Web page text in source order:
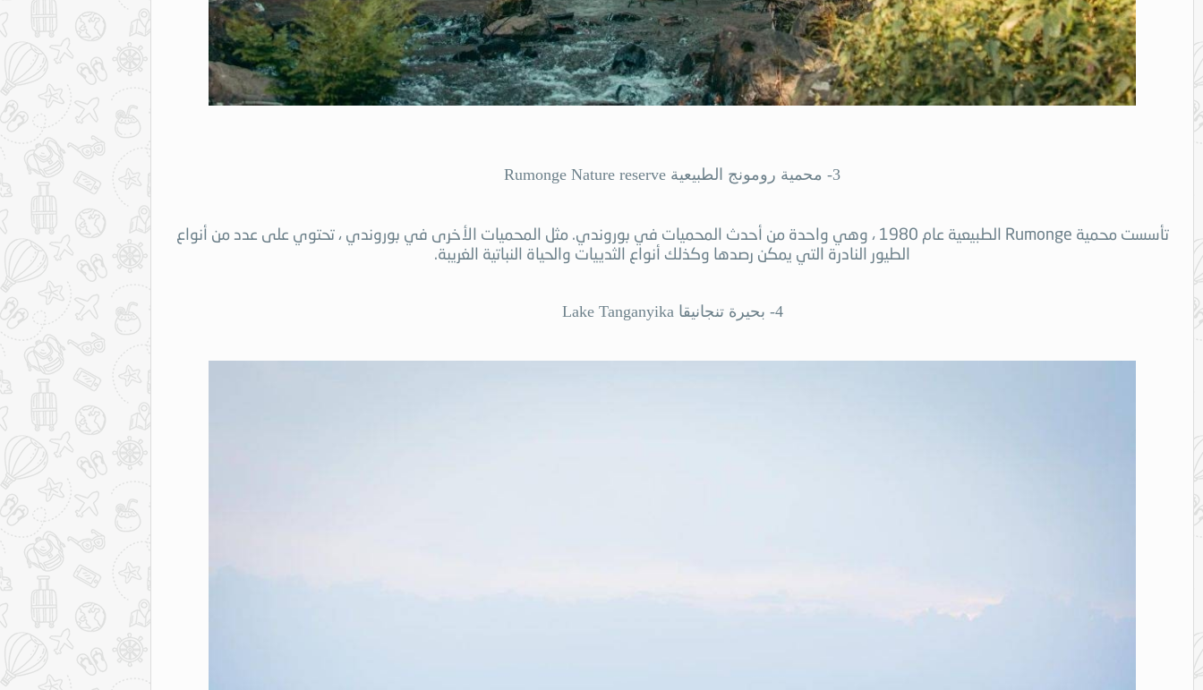
3- محمية رومونج الطبيعية Rumonge Nature reserve
تأسست محمية Rumonge الطبيعية عام 1980 ، وهي واحدة من أحدث المحميات في بوروندي. مثل المحميات الأخرى في بوروندي ، تحتوي على عدد من أنواع
الطيور النادرة التي يمكن رصدها وكذلك أنواع الثدييات والحياة النباتية الغريبة.
4- بحيرة تنجانيقا Lake Tanganyika